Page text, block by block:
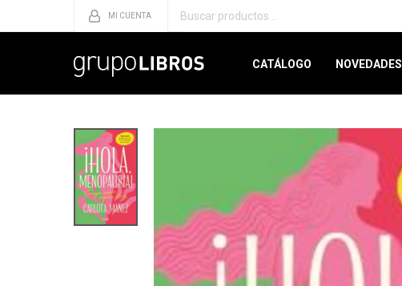
CATÁLOGO NOVEDADES